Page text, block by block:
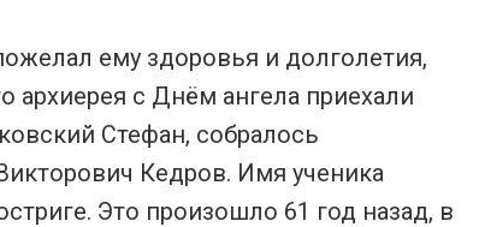
ему здоровья и долголетия,
архиерея с Днём ангела приехали
Стефан, собралось
Кедров. Имя ученика
Это произошло 61 год назад, в